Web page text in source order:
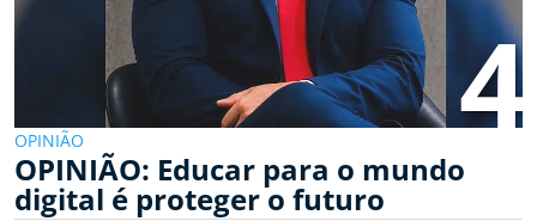
4
OPINIÃO
OPINIÃO: Educar para o mundo
digital é proteger o futuro